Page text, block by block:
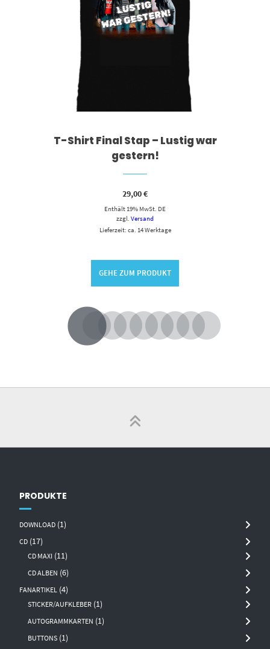
T-Shirt Final Stap – Lustig war
gestern!
29,00€
Enthält 19% MwSt. DE
zzgl.Versand
Lieferzeit: ca. 14 Werktage
GEHE ZUM PRODUKT
PRODUKTE
DOWNLOAD (1)
CD (17)
CD MAXI (11)
CD ALBEN (6)
FANARTIKEL (4)
STICKER/AUFKLEBER (1)
AUTOGRAMMKARTEN (1)
BUTTONS (1)